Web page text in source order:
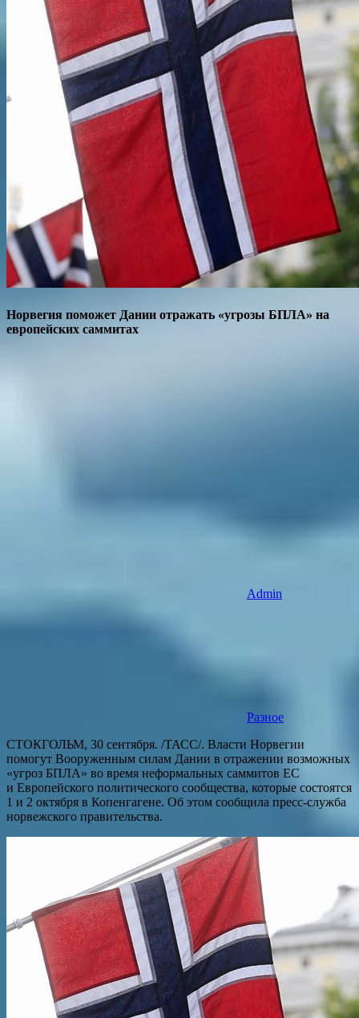
Норвегия поможет Дании отражать «угрозы БПЛА» на
европейских саммитах
Admin
Разное
СТОКГОЛЬМ, 30 сентября. /ТАСС/. Власти Норвегии
помогут Вооруженным силам Дании в отражении возможных
«угроз БПЛА» во время неформальных саммитов ЕС
и Европейского политического сообщества, которые состоятся
1 и 2 октября в Копенгагене. Об этом сообщила пресс-служба
норвежского правительства.